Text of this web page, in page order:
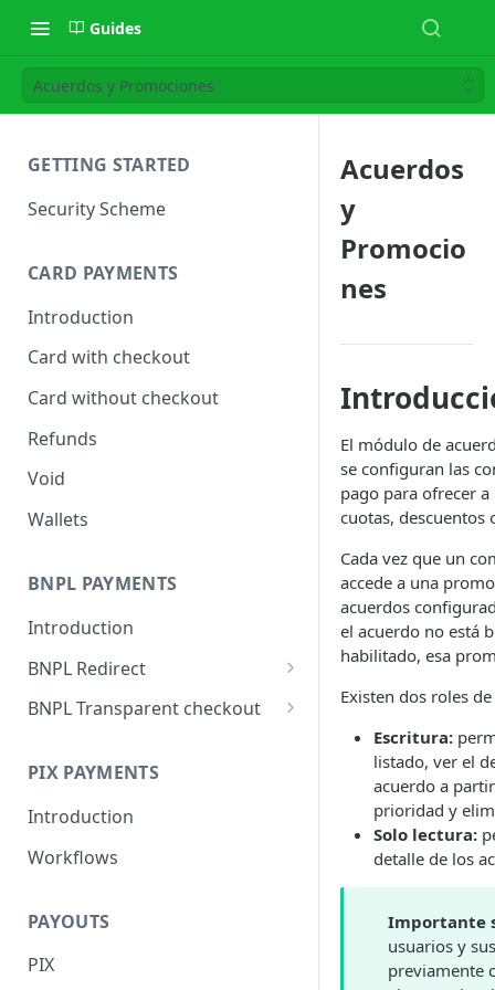
Guides
Acuerdos y Promociones
GETTING STARTED
Security Scheme
CARD PAYMENTS
Introduction
Card with checkout
Card without checkout
Refunds
Void
Wallets
BNPL PAYMENTS
Introduction
BNPL Redirect
Embedded integration
BNPL Transparent checkout
PIX PAYMENTS
Introduction
Workflows
PAYOUTS
PIX
Acuerdos
y
Promocio
nes
El módulo de
se configuran las
pago para ofrecer
cuotas,
Cada vez que un
accede a una
acuerdos
el acuerdo no está
habilitado, esa
Existen dos roles
Escritura:
listado, ver el
acuerdo a
prioridad y
Solo lectura:
detalle de los
Importante
usuarios y
previamente